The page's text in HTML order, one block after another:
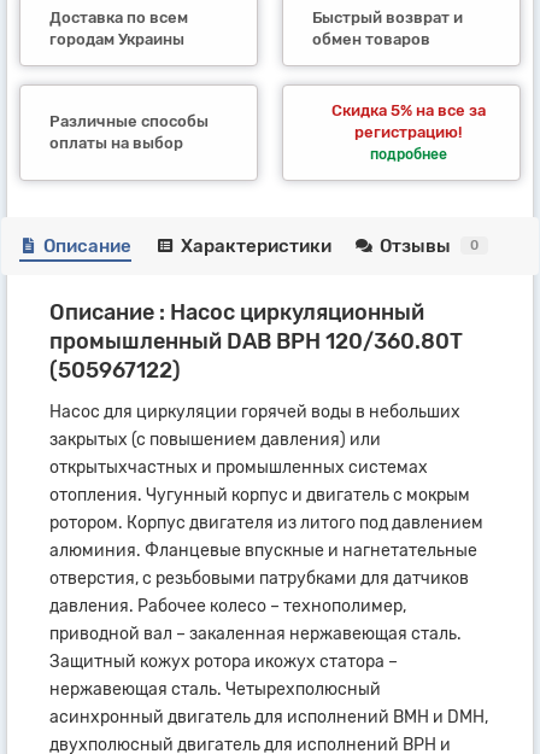
Доставка по всем
городам Украины
Быстрый возврат и
обмен товаров
Различные способы
оплаты на выбор
Скидка 5% на все за
регистрацию!
подробнее
Описание Характеристики Отзывы 0
Описание : Насос циркуляционный
промышленный DAB ВРН 120/360.80Т
(505967122)
Насос для циркуляции горячей воды в небольших
закрытых (с повышением давления) или
открытыхчастных и промышленных системах
отопления. Чугунный корпус и двигатель с мокрым
ротором. Корпус двигателя из литого под давлением
алюминия. Фланцевые впускные и нагнетательные
отверстия, с резьбовыми патрубками для датчиков
давления. Рабочее колесо – технополимер,
приводной вал – закаленная нержавеющая сталь.
Защитный кожух ротора икожух статора –
нержавеющая сталь. Четырехполюсный
асинхронный двигатель для исполнений BMH и DMH,
двухполюсный двигатель для исполнений BPH и